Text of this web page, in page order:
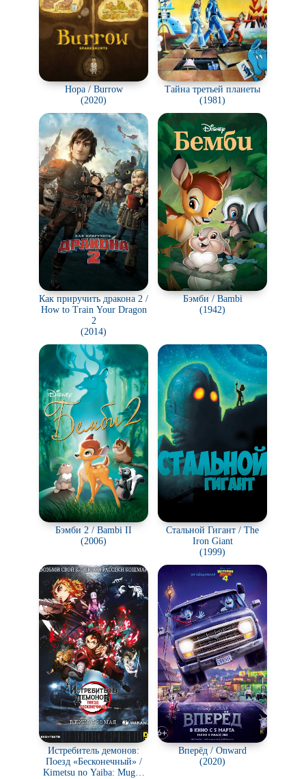
Нора / Burrow
(2020)
Тайна третьей планеты
(1981)
Как приручить дракона 2 /
How to Train Your Dragon
2
(2014)
Бэмби / Bambi
(1942)
Бэмби 2 / Bambi II
(2006)
Стальной Гигант / The
Iron Giant
(1999)
Истребитель демонов:
Поезд «Бесконечный» /
Kimetsu no Yaiba: Mugen
Вперёд / Onward
(2020)